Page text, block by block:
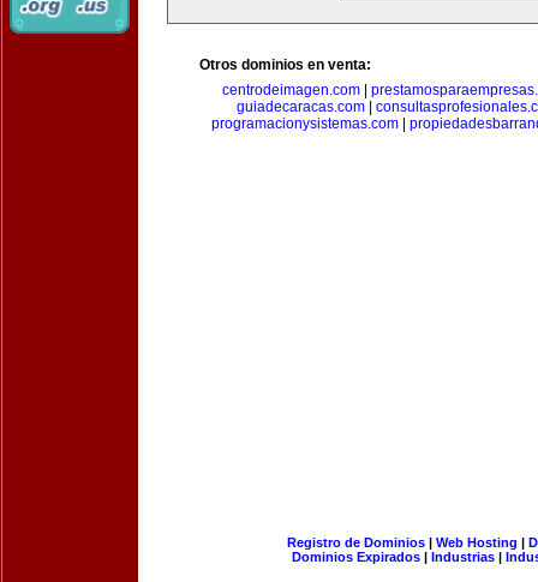
Otros dominios en venta:
centrodeimagen.com
guiadecaracas.com
programacionysistemas.com|
Registro de Dominios| Web Hosting |
Dominios Expirados | Industrias |